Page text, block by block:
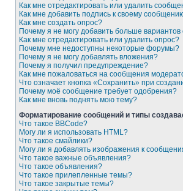
Как мне отредактировать или удалить
Как мне добавить подпись к своему
Как мне создать опрос?
Почему я не могу добавить больше вариантов
Как мне отредактировать или удалить опрос?
Почему мне недоступны некоторые форумы?
Почему я не могу добавлять вложения?
Почему я получил предупреждение?
Как мне пожаловаться на сообщения
Что означает кнопка «Сохранить» при
Почему моё сообщение требует одобрения?
Как мне вновь поднять мою тему?
Форматирование сообщений и типы
Что такое BBCode?
Могу ли я использовать HTML?
Что такое смайлики?
Могу ли я добавлять изображения к
Что такое важные объявления?
Что такое объявления?
Что такое прилепленные темы?
Что такое закрытые темы?